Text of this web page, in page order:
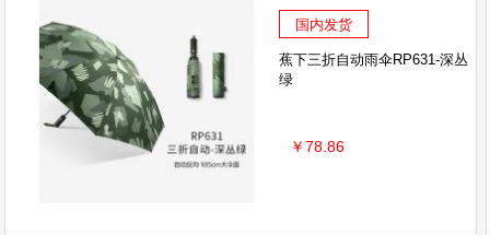
国内发货
蕉下三折自动雨伞RP631-深丛
绿
￥78.86